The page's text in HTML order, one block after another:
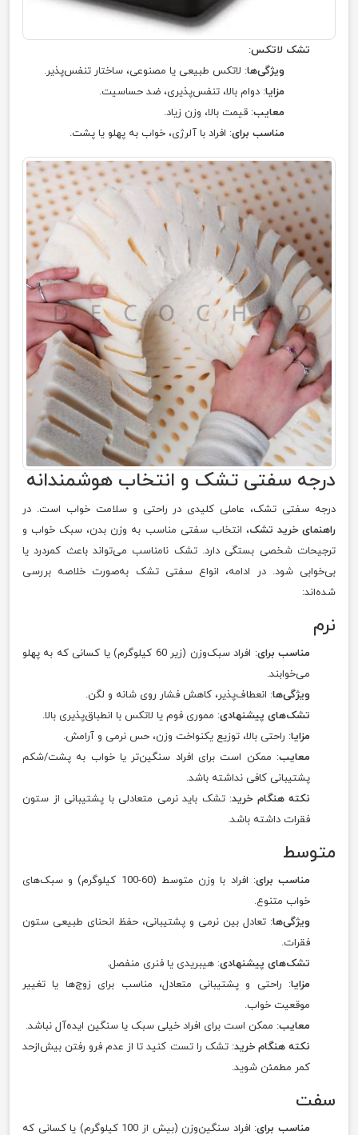
تشک لاتکس:
ویژگی‌ها: لاتکس طبیعی یا مصنوعی، ساختار تنفس‌پذیر.
مزایا: دوام بالا، تنفس‌پذیری، ضد حساسیت.
معایب: قیمت بالا، وزن زیاد.
مناسب برای: افراد با آلرژی، خواب به پهلو یا پشت.
درجه سفتی تشک و انتخاب هوشمندانه
درجه سفتی تشک، عاملی کلیدی در راحتی و سلامت خواب است. در
راهنمای خرید تشک، انتخاب سفتی مناسب به وزن بدن، سبک خواب و
ترجیحات شخصی بستگی دارد. تشک نامناسب می‌تواند باعث کمردرد یا
بی‌خوابی شود. در ادامه، انواع سفتی تشک به‌صورت خلاصه بررسی
شده‌اند:
نرم
مناسب برای
: افراد سبک‌وزن (زیر 60 کیلوگرم) یا کسانی که به پهلو
می‌خوابند.
ویژگی‌ها: انعطاف‌پذیر، کاهش فشار روی شانه و لگن.
تشک‌های پیشنهادی: مموری فوم یا لاتکس با انطباق‌پذیری بالا.
مزایا: راحتی بالا، توزیع یکنواخت وزن، حس نرمی و آرامش.
معایب: ممکن است برای افراد سنگین‌تر یا خواب به پشت/شکم
پشتیبانی کافی نداشته باشد.
نکته هنگام خرید: تشک باید نرمی متعادلی با پشتیبانی از ستون
فقرات داشته باشد.
متوسط
مناسب برای
: افراد با وزن متوسط (60-100 کیلوگرم) و سبک‌های
خواب متنوع.
ویژگی‌ها: تعادل بین نرمی و پشتیبانی، حفظ انحنای طبیعی ستون
فقرات.
تشک‌های پیشنهادی: هیبریدی یا فنری منفصل.
مزایا: راحتی و پشتیبانی متعادل، مناسب برای زوج‌ها یا تغییر
موقعیت خواب.
معایب: ممکن است برای افراد خیلی سبک یا سنگین ایده‌آل نباشد.
نکته هنگام خرید: تشک را تست کنید تا از عدم فرو رفتن بیش‌ازحد
کمر مطمئن شوید.
سفت
مناسب برای : افراد سنگین‌وزن (بیش از 100 کیلوگرم) یا کسانی که